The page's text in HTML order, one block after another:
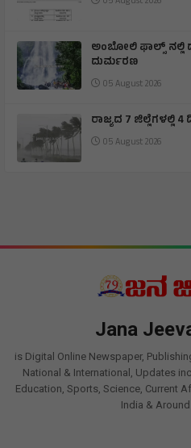
ಅಂಬೋಲಿ ಫಾಲ್ಸ್ ನಲ್ಲಿ
ದುರ್ಮರಣ
05 August 2026
ರಾಜ್ಯದ 7 ಜಿಲ್ಲೆಗಳಲ್ಲಿ
05 August 2026
Jana
is Digital Online Newspaper,
National & International, Updates
Education, Sports, Science, Current
India &